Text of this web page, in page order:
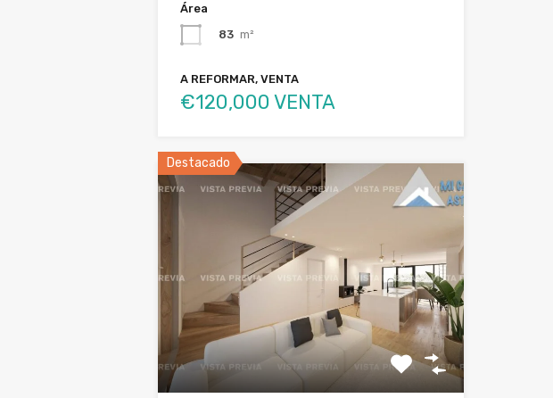
Área
83 m²
A REFORMAR, VENTA
€120,000 VENTA
Destacado